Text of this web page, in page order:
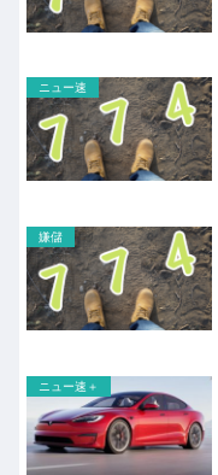
ニュー速
嫌儲
ニュー速＋